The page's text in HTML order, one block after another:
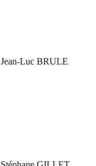
Jean-Luc BRULE